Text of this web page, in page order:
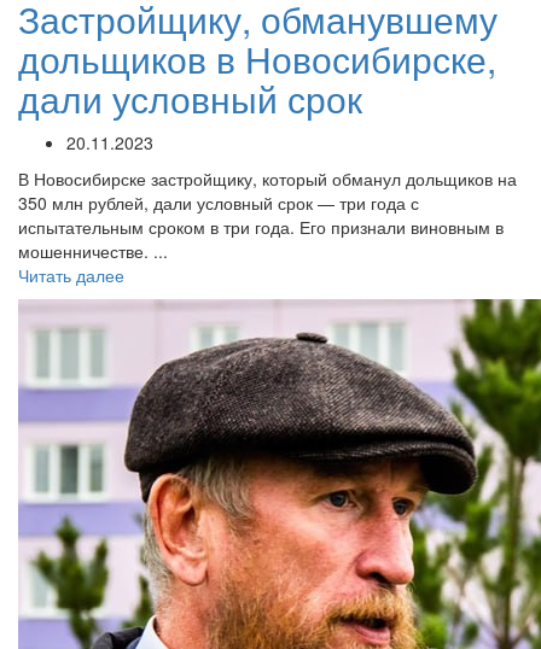
Застройщику, обманувшему
дольщиков в Новосибирске,
дали условный срок
20.11.2023
В Новосибирске застройщику, который обманул дольщиков на
350 млн рублей, дали условный срок — три года с
испытательным сроком в три года. Его признали виновным в
мошенничестве. ...
Читать далее